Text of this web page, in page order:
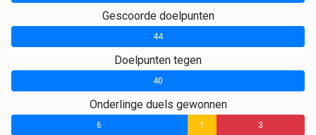
Gescoorde doelpunten
44
Doelpunten tegen
40
Onderlinge duels gewonnen
6 1 3